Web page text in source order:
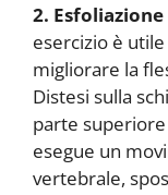
2.
esercizio è
migliorare la
Distesi sulla
parte
esegue un
vertebrale,